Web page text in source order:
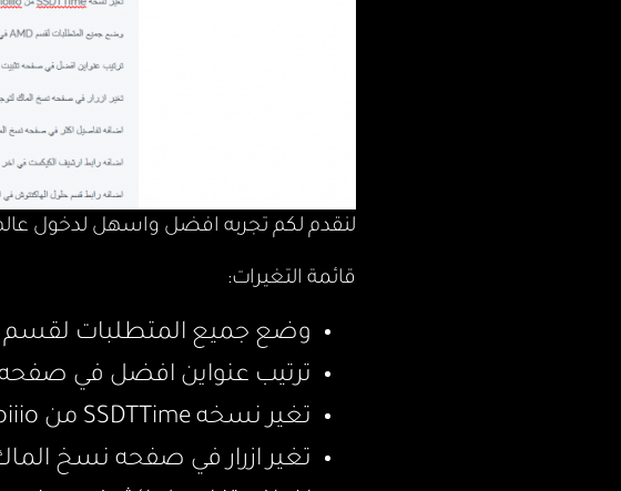
لنقدم لكم تجربه افضل واسهل لدخول
قائمة التغيرات:
وضع جميع المتطلبات لقسم AMD في صفحه البداية
ترتيب عنواين افضل في صفحه
تغير نسخه SSDTTime من ioiiio الى نسخة corpnewt
تغير ازرار في صفحه نسخ